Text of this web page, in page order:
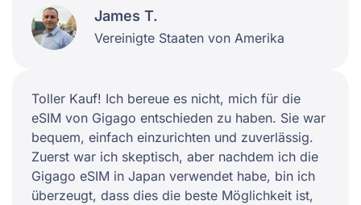
James T.
Vereinigte Staaten von Amerika
Toller Kauf! Ich bereue es nicht, mich für die
eSIM von Gigago entschieden zu haben. Sie war
bequem, einfach einzurichten und zuverlässig.
Zuerst war ich skeptisch, aber nachdem ich die
Gigago eSIM in Japan verwendet habe, bin ich
überzeugt, dass dies die beste Möglichkeit ist,